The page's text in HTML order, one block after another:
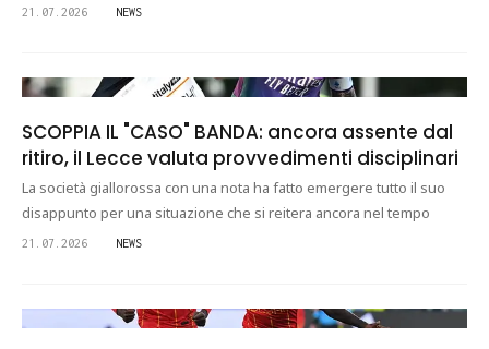
21.07.2026 NEWS
SCOPPIA IL "CASO" BANDA: ancora assente dal
ritiro, il Lecce valuta provvedimenti disciplinari
La società giallorossa con una nota ha fatto emergere tutto il suo
disappunto per una situazione che si reitera ancora nel tempo
21.07.2026 NEWS